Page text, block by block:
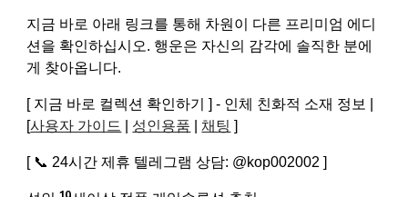
지금 바로 아래 링크를 통해 차원이 다른 프리미엄 에디
션을 확인하십시오. 행운은 자신의 감각에 솔직한 분에
게 찾아옵니다.
[ 지금 바로 컬렉션 확인하기 ] - 인체 친화적 소재 정보 |
[사용자 가이드 성인용품 채팅 ]
[ 📞 24시간 제휴 텔레그램 상담: @kop002002 ]